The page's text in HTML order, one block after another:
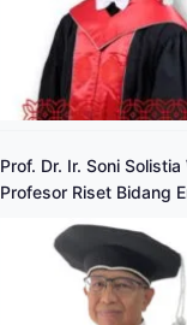
Prof. Dr. Ir. Soni
Profesor Riset Bidang